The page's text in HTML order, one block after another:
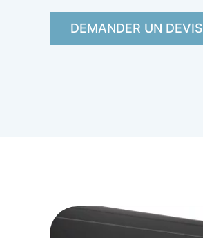
DEMANDER UN DEVIS